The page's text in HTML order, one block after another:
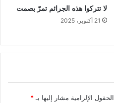
لا تتركوا هذه الجرائم تمرّ بصمت
21 أكتوبر، 2025
الحقول الإلزامية مشار إليها بـ*